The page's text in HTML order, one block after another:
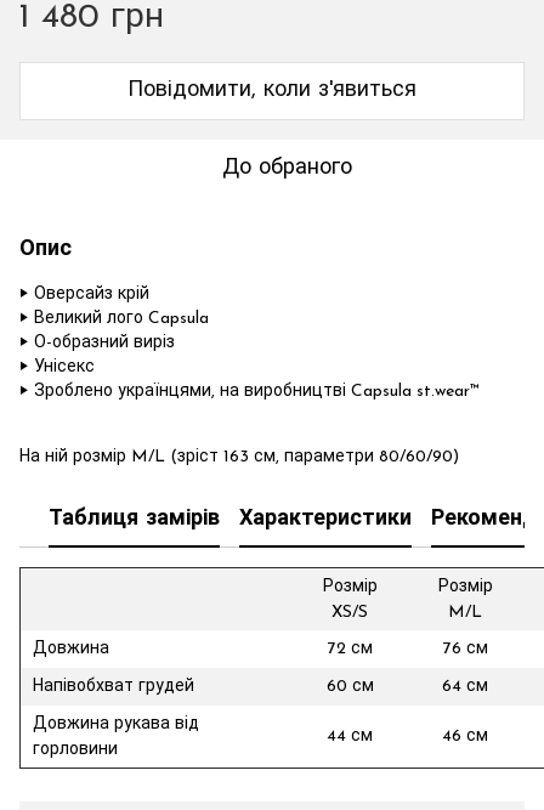
1 480 грн
Повідомити, коли з'явиться
До обраного
Опис
‣ Оверсайз крій
‣ Великий лого Capsula
‣ О-образний виріз
‣ Унісекс
‣ Зроблено українцями, на виробництві Capsula st.wear™
На ній розмір M/L (зріст 163 см, параметри 80/60/90)
Таблиця замірів Характеристики
Розмір
XS/S
Розмір
M/L
Довжина 72 см 76 см
Напівобхват грудей 60 см 64 см
Довжина рукава від
горловини
44 см 46 см